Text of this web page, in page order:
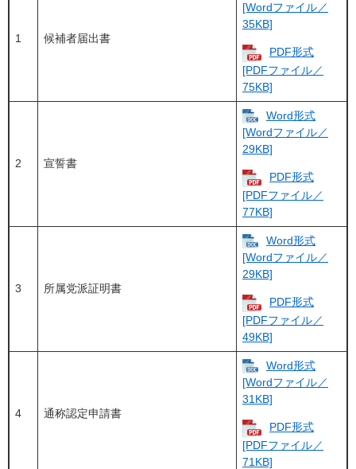
1 候補者届出書
[Wordファイル／
35KB]
PDF形式
[PDFファイル／
75KB]
2 宣誓書
Word形式
[Wordファイル／
29KB]
PDF形式
[PDFファイル／
77KB]
3 所属党派証明書
Word形式
[Wordファイル／
29KB]
PDF形式
[PDFファイル／
49KB]
4 通称認定申請書
Word形式
[Wordファイル／
31KB]
PDF形式
[PDFファイル／
71KB]